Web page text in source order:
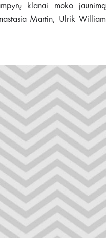
klanai moko jaunimą
Martin, Ulrik William